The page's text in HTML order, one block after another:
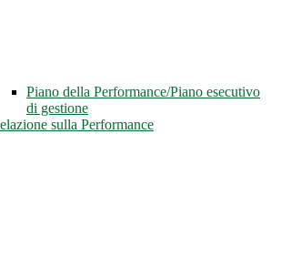
Piano della Performance/Piano esecutivo
di gestione
sulla Performance